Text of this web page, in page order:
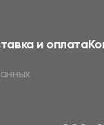
и оплата